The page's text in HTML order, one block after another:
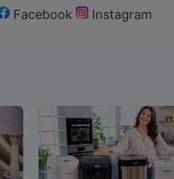
Facebook Instagram